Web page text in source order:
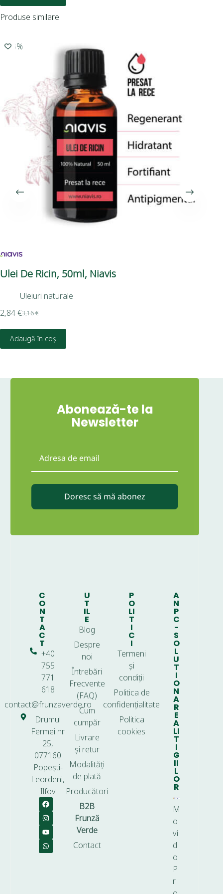
Produse similare
-10%
Ulei De Ricin, 50ml, Niavis
Uleiuri naturale
3,16€
2,84€
Adaugă în coș
Abonează-te la
Newsletter
Doresc să mă abonez
C
O
N
T
A
C
T
+40
755
771
618
contact@frunzaverde.ro
Drumul
Fermei nr.
25,
077160
Popești-
Leordeni,
Ilfov
U
T
IL
E
Blog
Despre
noi
Întrebări
Frecvente
(FAQ)
Cum
cumpăr
Livrare
și retur
Modalități
de plată
Producători
B2B
Frunză
Verde
Contact
P
O
LI
T
I
C
I
Termeni
și
condiții
Politica de
confidențialitate
Politica
cookies
A
N
P
C
-
S
O
L
U
T
I
O
N
A
R
E
A
LI
T
I
G
II
L
O
R
M
o
vi
d
o
P
r